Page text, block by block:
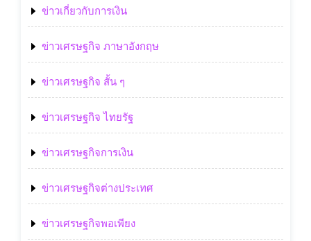
ข่าวเกี่ยวกับการเงิน
ข่าวเศรษฐกิจ ภาษาอังกฤษ
ข่าวเศรษฐกิจ สั้น ๆ
ข่าวเศรษฐกิจ ไทยรัฐ
ข่าวเศรษฐกิจการเงิน
ข่าวเศรษฐกิจต่างประเทศ
ข่าวเศรษฐกิจพอเพียง